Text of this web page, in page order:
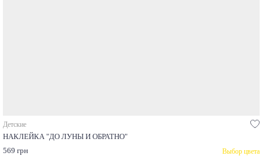
Детские
НАКЛЕЙКА "ДО ЛУНЫ И ОБРАТНО"
569 грн
Выбор цвета